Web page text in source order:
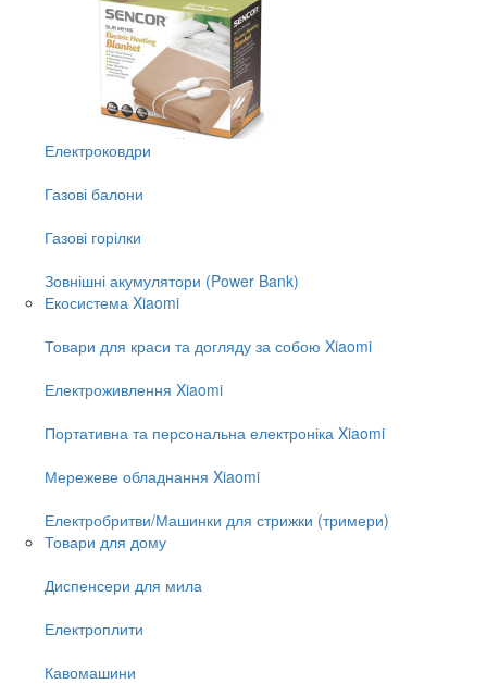
Електроковдри
Газові балони
Газові горілки
Зовнішні акумулятори (Power Bank)
Екосистема Xiaomi
Товари для краси та догляду за собою Xiaomi
Електроживлення Xiaomi
Портативна та персональна електроніка Xiaomi
Мережеве обладнання Xiaomi
Електробритви/Машинки для стрижки (тримери)
Товари для дому
Диспенсери для мила
Електроплити
Кавомашини